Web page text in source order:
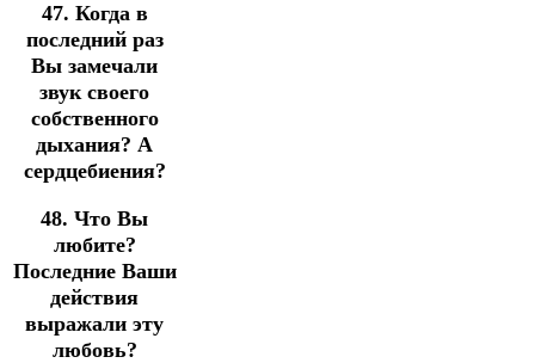
47. Когда в
последний раз
Вы замечали
звук своего
собственного
дыхания? А
сердцебиения?
48. Что Вы
любите?
Последние Ваши
действия
выражали эту
любовь?